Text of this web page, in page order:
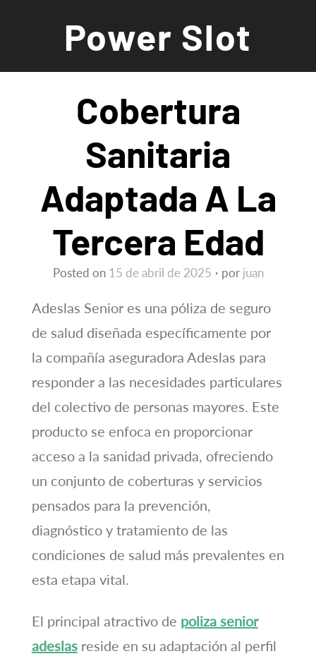
Power Slot
Cobertura
Sanitaria
Adaptada A La
Tercera Edad
Posted on 15 de abril de 2025 por juan
Adeslas Senior es una póliza de seguro
de salud diseñada específicamente por
la compañía aseguradora Adeslas para
responder a las necesidades particulares
del colectivo de personas mayores. Este
producto se enfoca en proporcionar
acceso a la sanidad privada, ofreciendo
un conjunto de coberturas y servicios
pensados para la prevención,
diagnóstico y tratamiento de las
condiciones de salud más prevalentes en
esta etapa vital.
El principal atractivo de poliza senior
adeslasreside en su adaptación al perfil